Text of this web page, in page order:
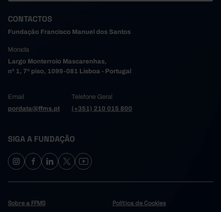
CONTACTOS
Fundação Francisco Manuel dos Santos
Morada
Largo Monterroio Mascarenhas,
nº 1, 7º piso, 1099-081 Lisboa - Portugal
Email
pordata@ffms.pt
Telefone Geral
(+351) 210 015 800
SIGA A FUNDAÇÃO
Sobre a FFMS Política de Cookies